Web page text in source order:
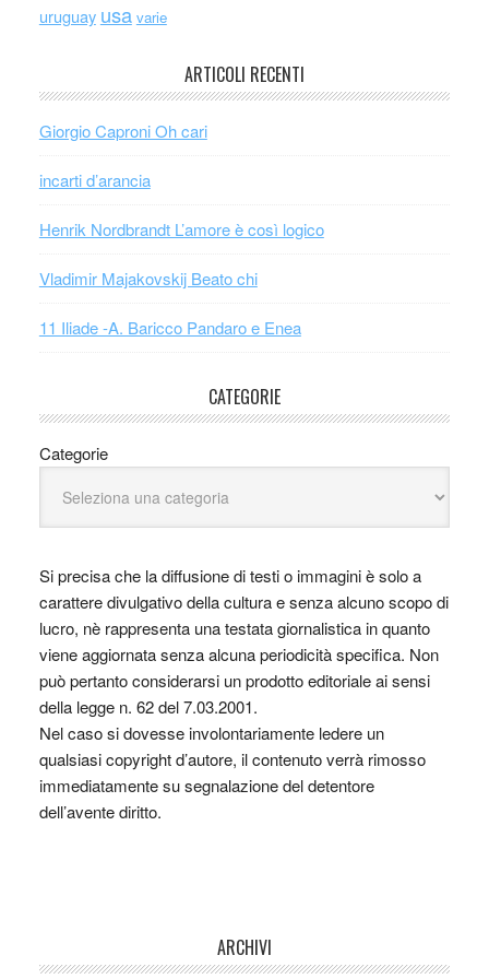
uruguay usa varie
ARTICOLI RECENTI
Giorgio Caproni Oh cari
incarti d’arancia
Henrik Nordbrandt L’amore è così logico
Vladimir Majakovskij Beato chi
11 Iliade -A. Baricco Pandaro e Enea
CATEGORIE
Categorie
Si precisa che la diffusione di testi o immagini è solo a
carattere divulgativo della cultura e senza alcuno scopo di
lucro, nè rappresenta una testata giornalistica in quanto
viene aggiornata senza alcuna periodicità specifica. Non
può pertanto considerarsi un prodotto editoriale ai sensi
della legge n. 62 del 7.03.2001.
Nel caso si dovesse involontariamente ledere un
qualsiasi copyright d’autore, il contenuto verrà rimosso
immediatamente su segnalazione del detentore
dell’avente diritto.
ARCHIVI